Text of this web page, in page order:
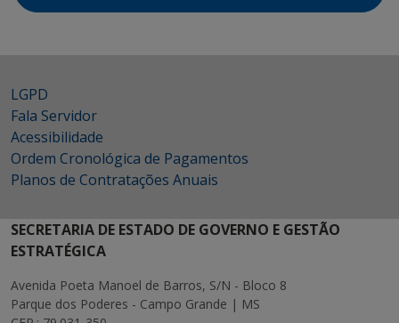
LGPD
Fala Servidor
Acessibilidade
Ordem Cronológica de Pagamentos
Planos de Contratações Anuais
SECRETARIA DE ESTADO DE GOVERNO E GESTÃO
ESTRATÉGICA
Avenida Poeta Manoel de Barros, S/N - Bloco 8
Parque dos Poderes - Campo Grande | MS